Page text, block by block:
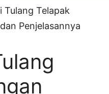
Tulang Telapak
Penjelasannya